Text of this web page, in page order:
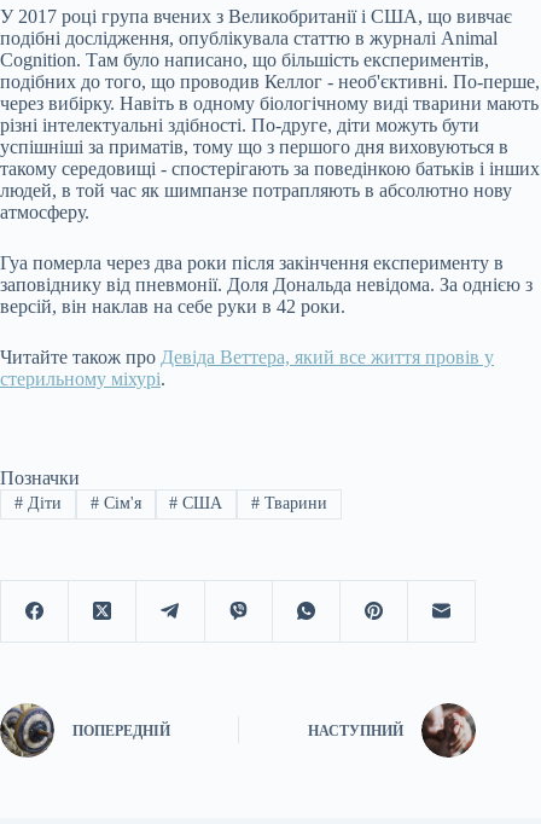
У 2017 році група вчених з Великобританії і США, що вивчає
подібні дослідження, опублікувала статтю в журналі Animal
Cognition. Там було написано, що більшість експериментів,
подібних до того, що проводив Келлог - необ'єктивні. По-перше,
через вибірку. Навіть в одному біологічному виді тварини мають
різні інтелектуальні здібності. По-друге, діти можуть бути
успішніші за приматів, тому що з першого дня виховуються в
такому середовищі - спостерігають за поведінкою батьків і інших
людей, в той час як шимпанзе потрапляють в абсолютно нову
атмосферу.
Гуа померла через два роки після закінчення експерименту в
заповіднику від пневмонії. Доля Дональда невідома. За однією з
версій, він наклав на себе руки в 42 роки.
Читайте також про Девіда Веттера, який все життя провів у
стерильному міхурі.
Позначки
#Діти #Сім'я # США # Тварини
ПОПЕРЕДНІЙ НАСТУПНИЙ